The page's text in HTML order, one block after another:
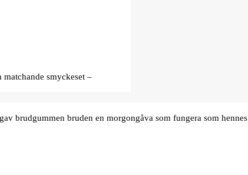
smyckeset –
brudgummen bruden en morgongåva som fungera som hennes